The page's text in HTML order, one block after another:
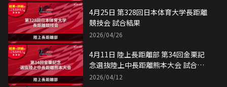
4月25日 第328回日本体育大学長距離
競技会 試合結果
2026/04/26
4月11日 陸上長距離部 第34回金栗記
念選抜陸上中長距離熊本大会 試合結
果
2026/04/12